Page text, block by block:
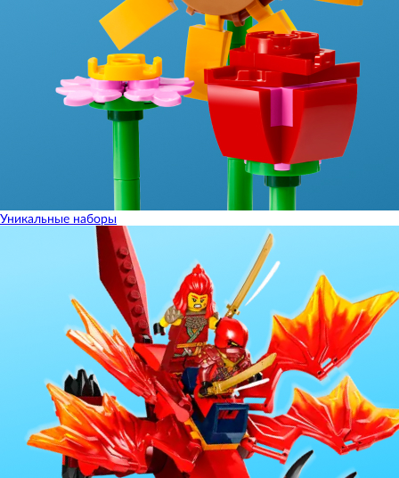
Уникальные наборы